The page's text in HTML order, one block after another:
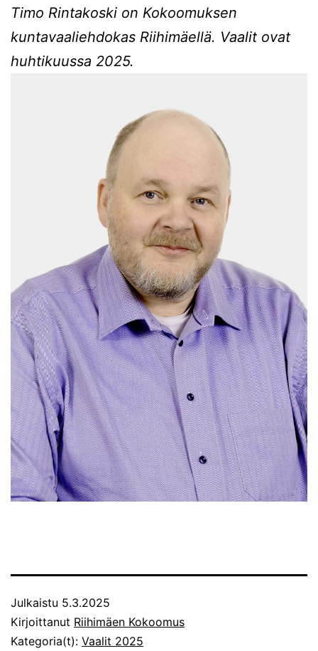
Timo Rintakoski on Kokoomuksen
kuntavaaliehdokas Riihimäellä. Vaalit ovat
huhtikuussa 2025.
Julkaistu 5.3.2025
Kirjoittanut Riihimäen Kokoomus
Kategoria(t): Vaalit 2025